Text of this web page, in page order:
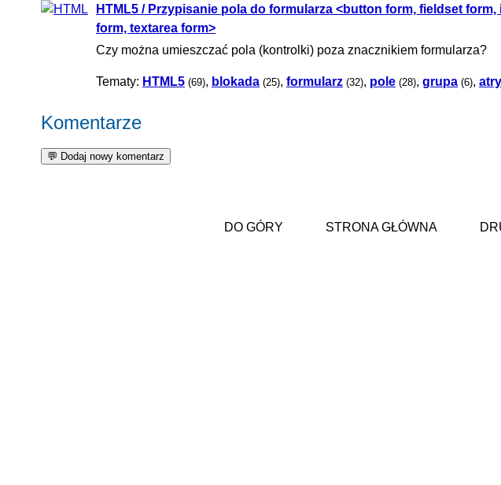
HTML5 / Przypisanie pola do formularza <button form, fieldset
form, textarea form>
Czy można umieszczać pola (kontrolki) poza znacznikiem formularza?
Tematy: HTML5 (69), blokada (25), formularz (32), pole (28), grupa (6),
Komentarze
DO GÓRY STRONA GŁÓWNA